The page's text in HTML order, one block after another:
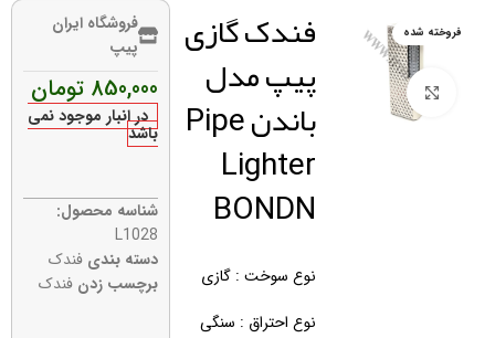
فروخته شده
برای بزرگنمایی کلیک کنید
فندک گازی
پیپ مدل
باندن Pipe
Lighter
BONDN
نوع سوخت : گازی
نوع احتراق : سنگی
فروشگاه ایران
پیپ
850,000 تومان
در انبار موجود نمی
باشد
شناسه محصول:
L1028
دسته بندی فندک
برچسب زدن فندک